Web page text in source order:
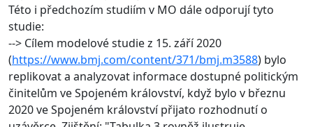
Této i předchozím studiím v MO dále odporují tyto
studie:
--> Cílem modelové studie z 15. září 2020
(https://www.bmj.com/content/371/bmj.m3588) bylo
replikovat a analyzovat informace dostupné politickým
činitelům ve Spojeném království, když bylo v březnu
2020 ve Spojeném království přijato rozhodnutí o